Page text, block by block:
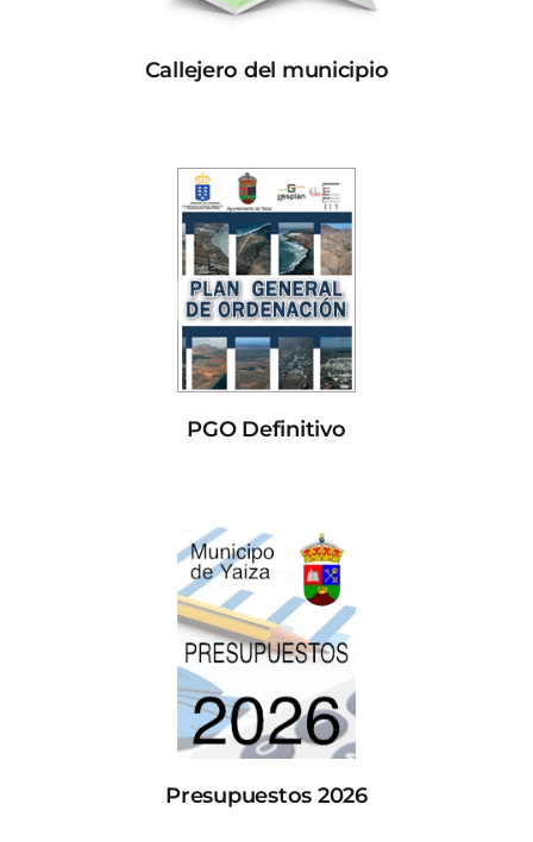
Callejero del municipio
PGO Definitivo
Presupuestos 2026